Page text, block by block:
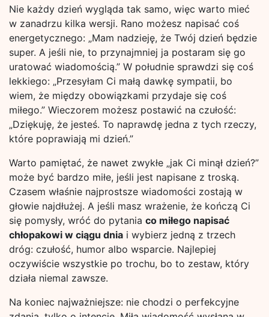
Nie każdy dzień wygląda tak samo, więc warto mieć
w zanadrzu kilka wersji. Rano możesz napisać coś
energetycznego: „Mam nadzieję, że Twój dzień będzie
super. A jeśli nie, to przynajmniej ja postaram się go
uratować wiadomością.” W południe sprawdzi się coś
lekkiego: „Przesyłam Ci małą dawkę sympatii, bo
wiem, że między obowiązkami przydaje się coś
miłego.” Wieczorem możesz postawić na czułość:
„Dziękuję, że jesteś. To naprawdę jedna z tych rzeczy,
które poprawiają mi dzień.”
Warto pamiętać, że nawet zwykłe „jak Ci minął dzień?”
może być bardzo miłe, jeśli jest napisane z troską.
Czasem właśnie najprostsze wiadomości zostają w
głowie najdłużej. A jeśli masz wrażenie, że kończą Ci
się pomysły, wróć do pytania co miłego napisać
chłopakowi w ciągu dnia i wybierz jedną z trzech
dróg: czułość, humor albo wsparcie. Najlepiej
oczywiście wszystkie po trochu, bo to zestaw, który
działa niemal zawsze.
Na koniec najważniejsze: nie chodzi o perfekcyjne